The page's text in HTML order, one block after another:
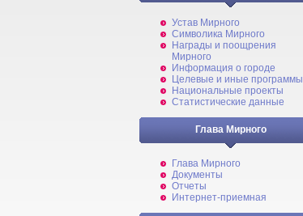
Устав Мирного
Символика Мирного
Награды и поощрения
Мирного
Информация о городе
Целевые и иные программы
Национальные проекты
Статистические данные
Глава Мирного
Глава Мирного
Документы
Отчеты
Интернет-приемная